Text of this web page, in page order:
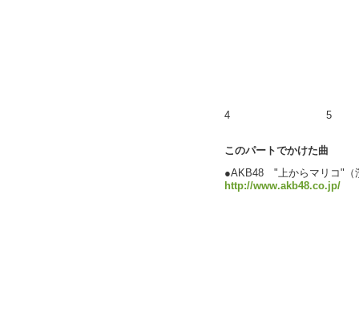
4 5
このパートでかけた曲
●AKB48 "上からマリコ"（
http://www.akb48.co.jp/